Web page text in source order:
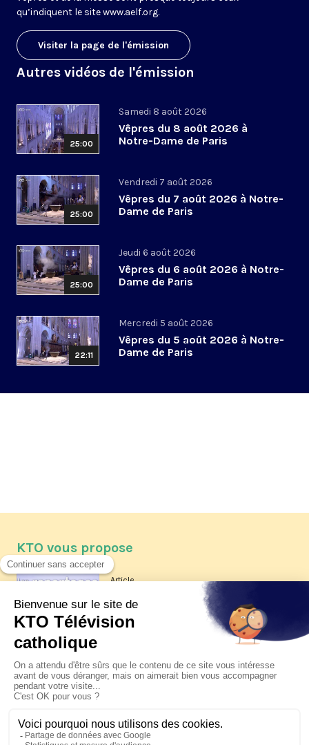
qu’indiquent le sitewww.aelf.org.
Visiter la page de l'émission
Autres vidéos de l'émission
25:00
Samedi 8 août 2026
Vêpres du 8 août 2026 à
Notre-Dame de Paris
25:00
Vendredi 7 août 2026
Vêpres du 7 août 2026 à Notre-
Dame de Paris
25:00
Jeudi 6 août 2026
Vêpres du 6 août 2026 à Notre-
Dame de Paris
22:11
Mercredi 5 août 2026
Vêpres du 5 août 2026 à Notre-
Dame de Paris
KTO vous propose
Article
Les reportages d'été 2026 de KTO
La visite pastorale du pape Léon
XIV à Assise à suivre sur KTO le
jeudi 6 août
Le pape en Uruguay, Argentine et
Pérou du 6 au 17 novembre 2026